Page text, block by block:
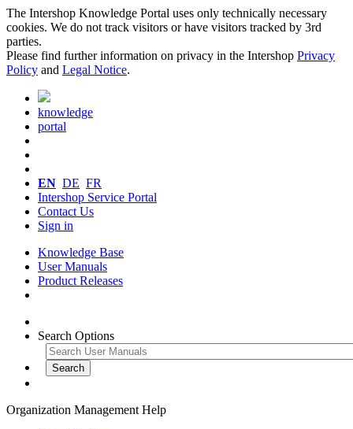
The Intershop Knowledge Portal uses only technically necessary
cookies. We do not track visitors or have visitors tracked by 3rd
parties.
Please find further information on privacy in the Intershop Privacy
Policy and Legal Notice.
knowledge
portal
EN DE FR
Intershop Service Portal
Contact Us
Sign in
Knowledge Base
User Manuals
Product Releases
Search Options
Organization Management Help